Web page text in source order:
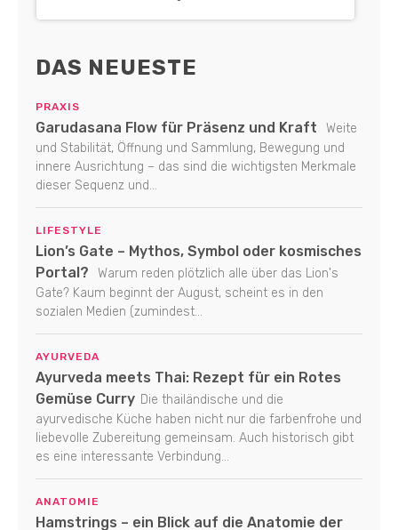
DAS NEUESTE
PRAXIS
Garudasana Flow für Präsenz und Kraft
Weite
und Stabilität, Öffnung und Sammlung, Bewegung und
innere Ausrichtung – das sind die wichtigsten Merkmale
dieser Sequenz und...
LIFESTYLE
Lion’s Gate – Mythos, Symbol oder kosmisches
Portal?
Warum reden plötzlich alle über das Lion's
Gate? Kaum beginnt der August, scheint es in den
sozialen Medien (zumindest...
AYURVEDA
Ayurveda meets Thai: Rezept für ein Rotes
Gemüse Curry Die thailändische und die
ayurvedische Küche haben nicht nur die farbenfrohe und
liebevolle Zubereitung gemeinsam. Auch historisch gibt
es eine interessante Verbindung...
ANATOMIE
Hamstrings – ein Blick auf die Anatomie der